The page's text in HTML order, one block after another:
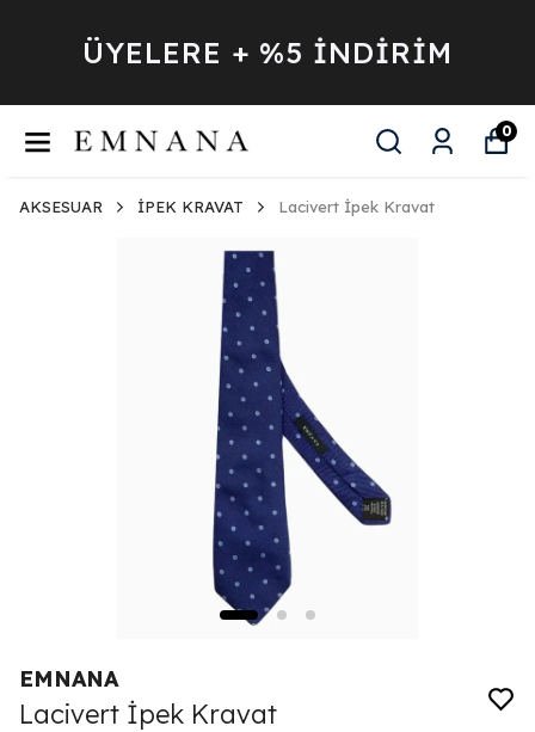
ÜYELERE + %5 İNDİRİM
0
AKSESUAR İPEK KRAVAT Lacivert İpek Kravat
EMNANA
Lacivert İpek Kravat